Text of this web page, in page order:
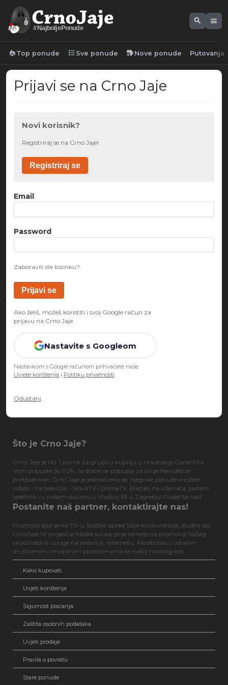
#NajboljePonude
search menu
local_fire_department Top ponude format_list_bulleted Sve ponude new_label Nove ponude Putovanja
Prijavi se na Crno Jaje
Novi korisnik?
Registriraj se na Crno Jaje!
Registriraj se
Email
Password
Zaboravili ste lozinku?
Ako želiš, možeš koristiti i svoj Google račun za
prijavu na Crno Jaje.
Nastavite s Googleom
Nastavkom s Google računom prihvaćate naše
Uvjete korištenja i Politiku privatnosti.
Odustani
Što je Crno Jaje?
Crno Jaje je No. 1 portal za grupnu kupnju u Hrvatskoj! Garantira
Vam popuste do 90%, te dodatne popuste za svoje Newsletter
pretplatnike. Crno Jaje je jedinstveno jer njegove ponude možete
vidjeti i na televiziji - NovaTV i DomaTV, plaćati na više rata, putem
telefona i u našem dućanu u Vlaškoj 63 u Zagrebu! Posjetite nas!
Postanite naš partner, kontaktirajte nas!
Promovirajte se na TV-u, budite ispred Vaše konkurencije, budite dio
CrnoJaje.hr projekta! Model suradnje se temelji na promociji Vašeg
proizvoda ili usluge na televiziji, internetu, Facebooku i ostalim
društvenim i mobilnim platformama te našoj mailing listi...
Kako kupovati
Uvjeti korištenja
Sigurnost plaćanja
Zaštita osobnih podataka
Uvjeti prodaje
Pravila o povratu
Stare ponude